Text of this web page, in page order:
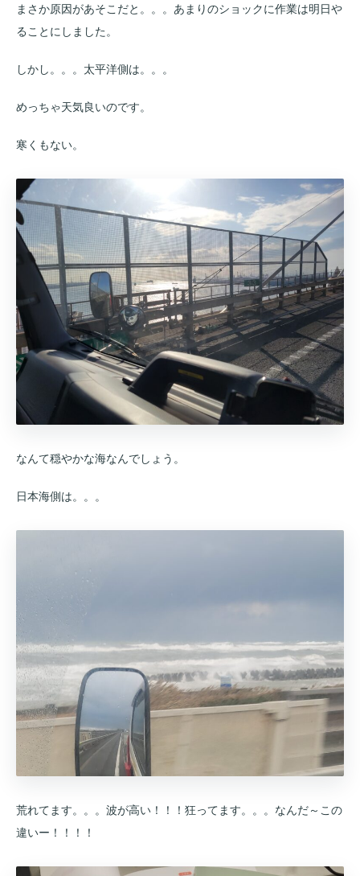
まさか原因があそこだと。。。あまりのショックに作業は明日や
ることにしました。
しかし。。。太平洋側は。。。
めっちゃ天気良いのです。
寒くもない。
なんて穏やかな海なんでしょう。
日本海側は。。。
荒れてます。。。波が高い！！！狂ってます。。。なんだ～この
違いー！！！！